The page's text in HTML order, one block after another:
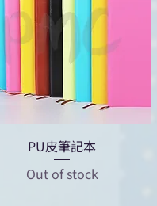
PU皮筆記本
Out of stock